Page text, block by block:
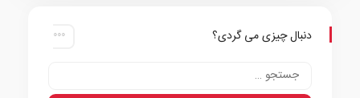
دنبال چیزی می گردی؟